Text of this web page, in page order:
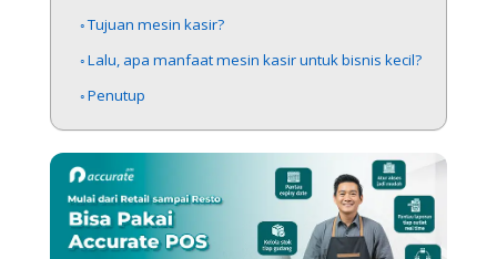
Tujuan mesin kasir?
Lalu, apa manfaat mesin kasir untuk bisnis kecil?
Penutup